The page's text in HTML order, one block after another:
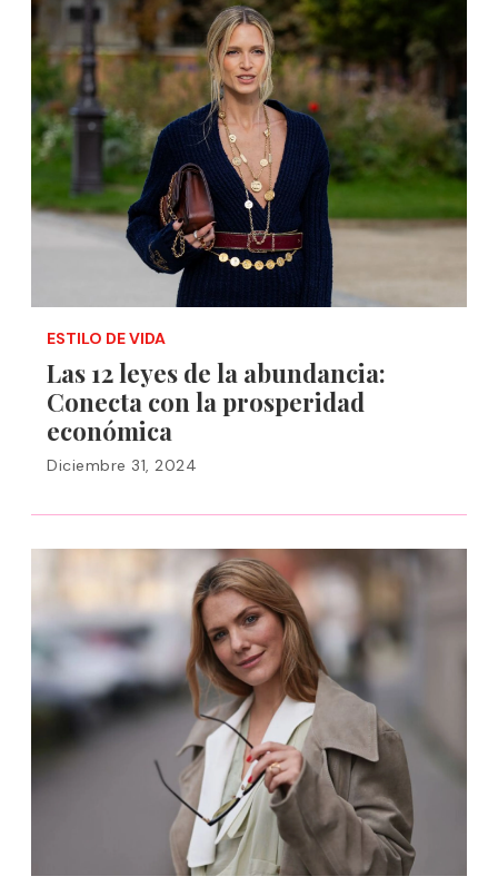
ESTILO DE VIDA
Las 12 leyes de la abundancia:
Conecta con la prosperidad
económica
Diciembre 31, 2024